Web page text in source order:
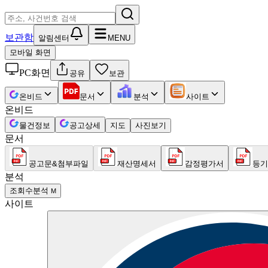
보관함 알림센터
MENU
모바일 화면
PC화면 공유 보관
온비드 문서 분석 사이트
온비드
물건정보 공고상세 지도 사진보기
문서
공고문&첨부파일 재산명세서 감정평가서 등
분석
조회수분석 M
사이트